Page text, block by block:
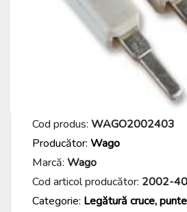
Cod produs: WAGO2002403
Producător: Wago
Marcă: Wago
Cod articol producător: 2002-
Categorie: Legătură cruce,